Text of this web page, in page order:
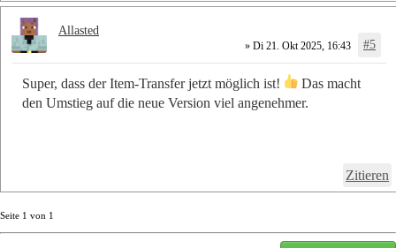
» Di 21. Okt 2025, 16:43 #5
Super, dass der Item-Transfer jetzt möglich ist!
Das macht
den Umstieg auf die neue Version viel angenehmer.
Zitieren
Allasted
Seite 1 von 1